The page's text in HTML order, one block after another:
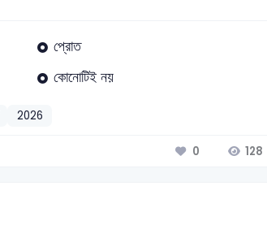
প্রোত
কোনোটিই নয়
2026
0 128